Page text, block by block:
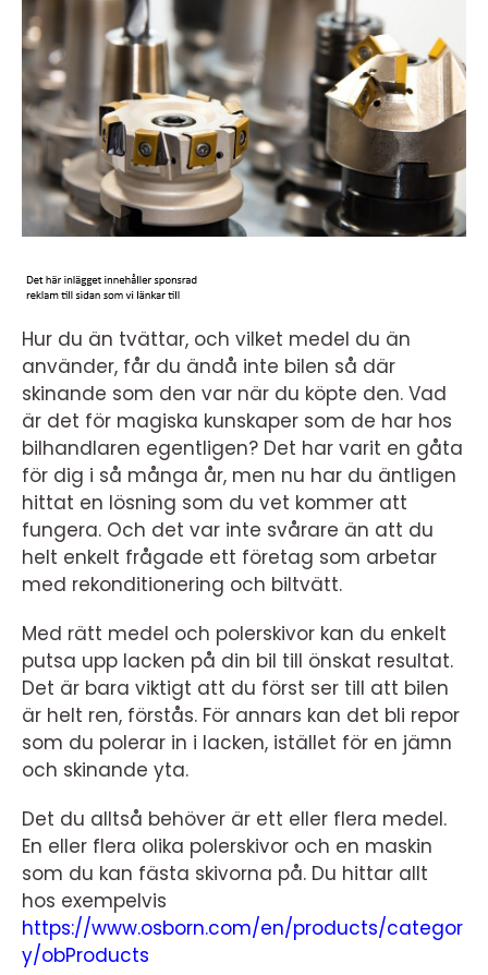
Hur du än tvättar, och vilket medel du än
använder, får du ändå inte bilen så där
skinande som den var när du köpte den. Vad
är det för magiska kunskaper som de har hos
bilhandlaren egentligen? Det har varit en gåta
för dig i så många år, men nu har du äntligen
hittat en lösning som du vet kommer att
fungera. Och det var inte svårare än att du
helt enkelt frågade ett företag som arbetar
med rekonditionering och biltvätt.
Med rätt medel och polerskivor kan du enkelt
putsa upp lacken på din bil till önskat resultat.
Det är bara viktigt att du först ser till att bilen
är helt ren, förstås. För annars kan det bli repor
som du polerar in i lacken, istället för en jämn
och skinande yta.
Det du alltså behöver är ett eller flera medel.
En eller flera olika polerskivor och en maskin
som du kan fästa skivorna på. Du hittar allt
hos exempelvis
https://www.osborn.com/en/products/categor
y/obProducts